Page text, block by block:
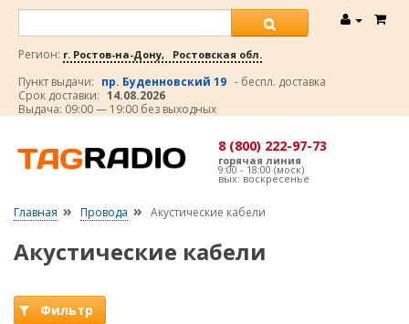
Регион: г. Ростов-на-Дону, Ростовская обл.
Пункт выдачи: пр. Буденновский 19 - беспл. доставка
Срок доставки: 14.08.2026
Выдача: 09:00 — 19:00 без выходных
8 (800) 222-97-73
горячая линия
9:00 - 18:00 (моск)
вых: воскресенье
Главная » Провода » Акустические кабели
Акустические кабели
Фильтр